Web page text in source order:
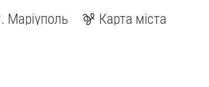
Маріуполь Карта міста